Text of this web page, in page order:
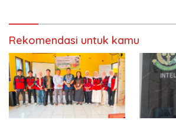
Rekomendasi untuk kamu